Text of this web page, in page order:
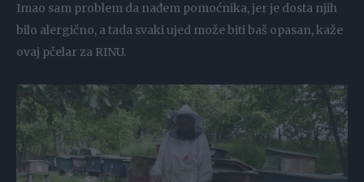
Imao sam problem da nađem pomoćnika, jer je dosta njih
bilo alergično, a tada svaki ujed može biti baš opasan, kaže
ovaj pčelar za RINU.